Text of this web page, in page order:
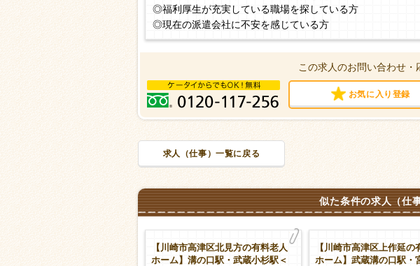
◎福利厚生が充実している職場を探している方
◎現在の派遣会社に不安を感じている方
この求人のお問い合わせ・
お気に入り登録
求人（仕事）一覧に戻る
似た条件の求人（仕
【川崎市高津区北見方の有料老人
ホーム】溝の口駅・武蔵小杉駅＜
【川崎市高津区上作延の
ホーム】武蔵溝の口駅・